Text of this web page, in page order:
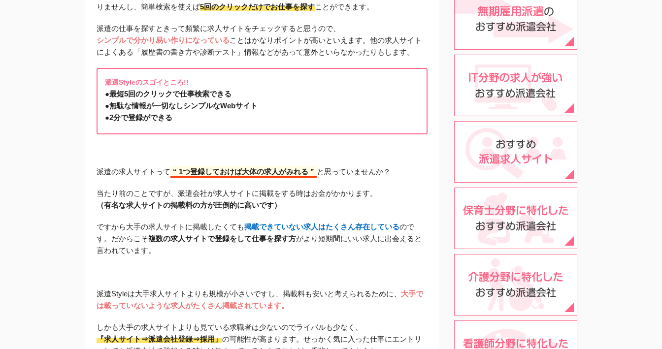
りませんし、簡単検索を使えば5回のクリックだけでお仕事を探すことができます。
派遣の仕事を探すときって頻繁に求人サイトをチェックすると思うので、
シンプルで分かり易い作りになっていることはかなりポイントが高いといえます。他の求人サイト
によくある「履歴書の書き方や診断テスト」情報などがあって意外といらなかったりもします。
派遣Styleのスゴイところ!!
●最短5回のクリックで仕事検索できる
●無駄な情報が一切なしシンプルなWebサイト
●2分で登録ができる
派遣の求人サイトって “ 1つ登録しておけば大体の求人がみれる ” と思っていませんか？
当たり前のことですが、派遣会社が求人サイトに掲載をする時はお金がかかります。
（有名な求人サイトの掲載料の方が圧倒的に高いです）
ですから大手の求人サイトに掲載したくても掲載できていない求人はたくさん存在しているので
す。だからこそ複数の求人サイトで登録をして仕事を探す方がより短期間にいい求人に出会えると
言われています。
派遣Styleは大手求人サイトよりも規模が小さいですし、掲載料も安いと考えられるために、 大手で
は載っていないような求人がたくさん掲載されています。
しかも大手の求人サイトよりも見ている求職者は少ないのでライバルも少なく、
『求人サイト⇒派遣会社登録⇒採用」の可能性が高まります。せっかく気に入った仕事にエントリ